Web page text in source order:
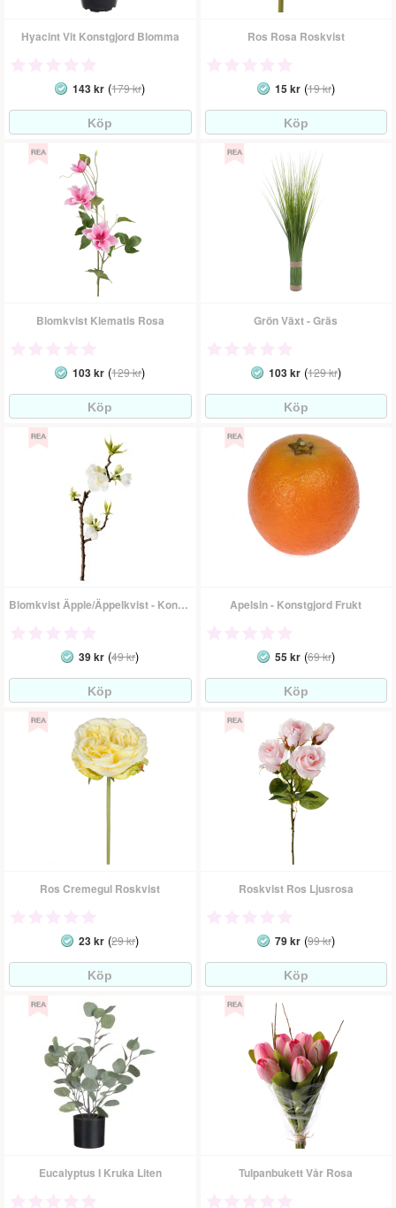
Hyacint Vit Konstgjord Blomma
143 kr (179 kr)
Ros Rosa Roskvist
15 kr(19 kr)
Blomkvist Klematis Rosa
103 kr (129 kr)
Grön Växt - Gräs
103 kr(129 kr)
Blomkvist Äpple/Äppelkvist - Konstgjord Blomma
39 kr (49 kr)
Apelsin - Konstgjord Frukt
55 kr(69 kr)
Ros Cremegul Roskvist
23 kr (29 kr)
Roskvist Ros Ljusrosa
79 kr(99 kr)
Eucalyptus I Kruka Liten Tulpanbukett Vår Rosa